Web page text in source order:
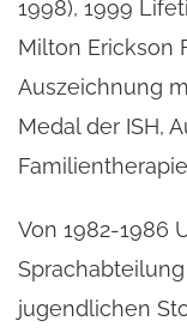
1998), 1999
Milton Erickson
Auszeichnung
Medal der ISH,
Von 1982-1986
jugendlichen